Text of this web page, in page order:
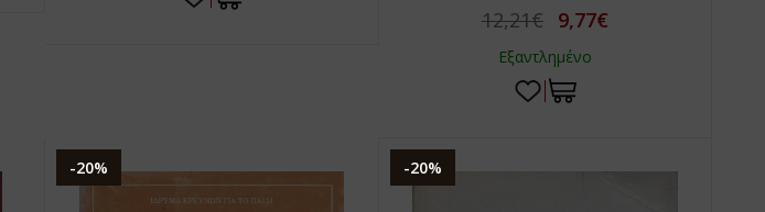
12,21€ 9,77€
Εξαντλημένο
-20% -20%